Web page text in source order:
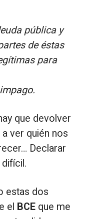
pública y
de éstas
para
que devolver
ver quién nos
Declarar
estas dos
el
BCE que me